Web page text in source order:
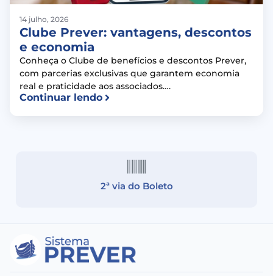
14 julho, 2026
Clube Prever: vantagens, descontos
e economia
Conheça o Clube de benefícios e descontos Prever,
com parcerias exclusivas que garantem economia
real e praticidade aos associados….
Continuar lendo
2ª via do Boleto